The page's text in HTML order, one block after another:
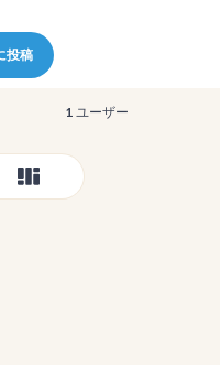
投稿
1 ユーザー